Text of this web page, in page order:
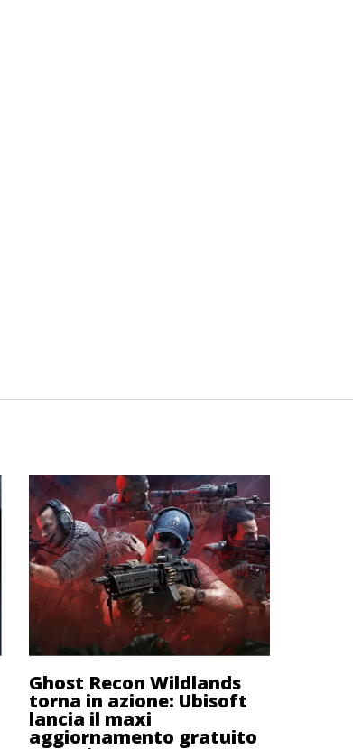
Ghost Recon Wildlands
torna in azione: Ubisoft
lancia il maxi
aggiornamento gratuito